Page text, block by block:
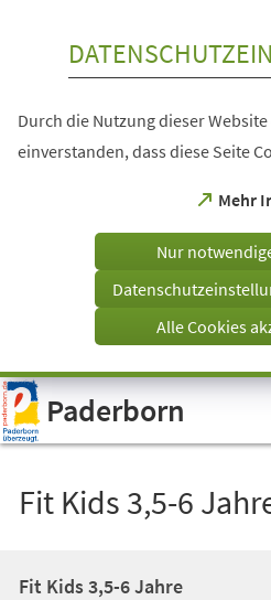
Visuelle
Assistenzsoftware
öffnen.
Durch die Nutzung dieser
einverstanden, dass diese Seite
Mehr
(Öffnet
einem
Tab)
Nur
Alle Cookies
Paderborn
Fit Kids 3,5-6
Fit Kids 3,5-6 Jahre